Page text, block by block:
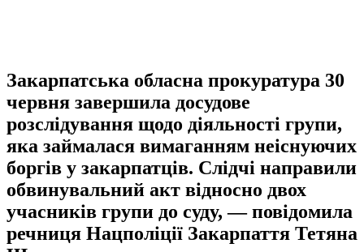
Закарпатська обласна прокуратура 30
червня завершила досудове
розслідування щодо діяльності групи,
яка займалася вимаганням неіснуючих
боргів у закарпатців. Слідчі направили
обвинувальний акт відносно двох
учасників групи до суду, — повідомила
речниця Нацполіції Закарпаття Тетяна